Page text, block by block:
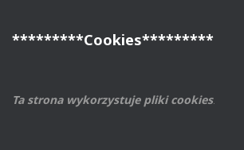
*********Cookies*********
Ta strona wykorzystuje pliki cookies.